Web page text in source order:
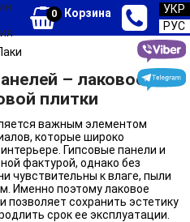
0 Корзина
УКР
РУС
– лаковое
плитки
важным элементом
которые широко
Гипсовые панели и
фактурой, однако без
чувствительны к влаге, пыли
Именно поэтому лаковое
позволяет сохранить эстетику
срок ее эксплуатации.